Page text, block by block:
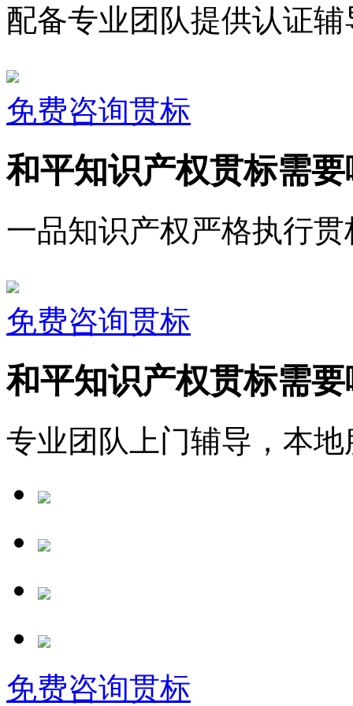
配备专业团队提供认证辅
免费咨询贯标
和平知识产权贯标需
一品知识产权严格执行
免费咨询贯标
和平知识产权贯标需
专业团队上门辅导，本
免费咨询贯标